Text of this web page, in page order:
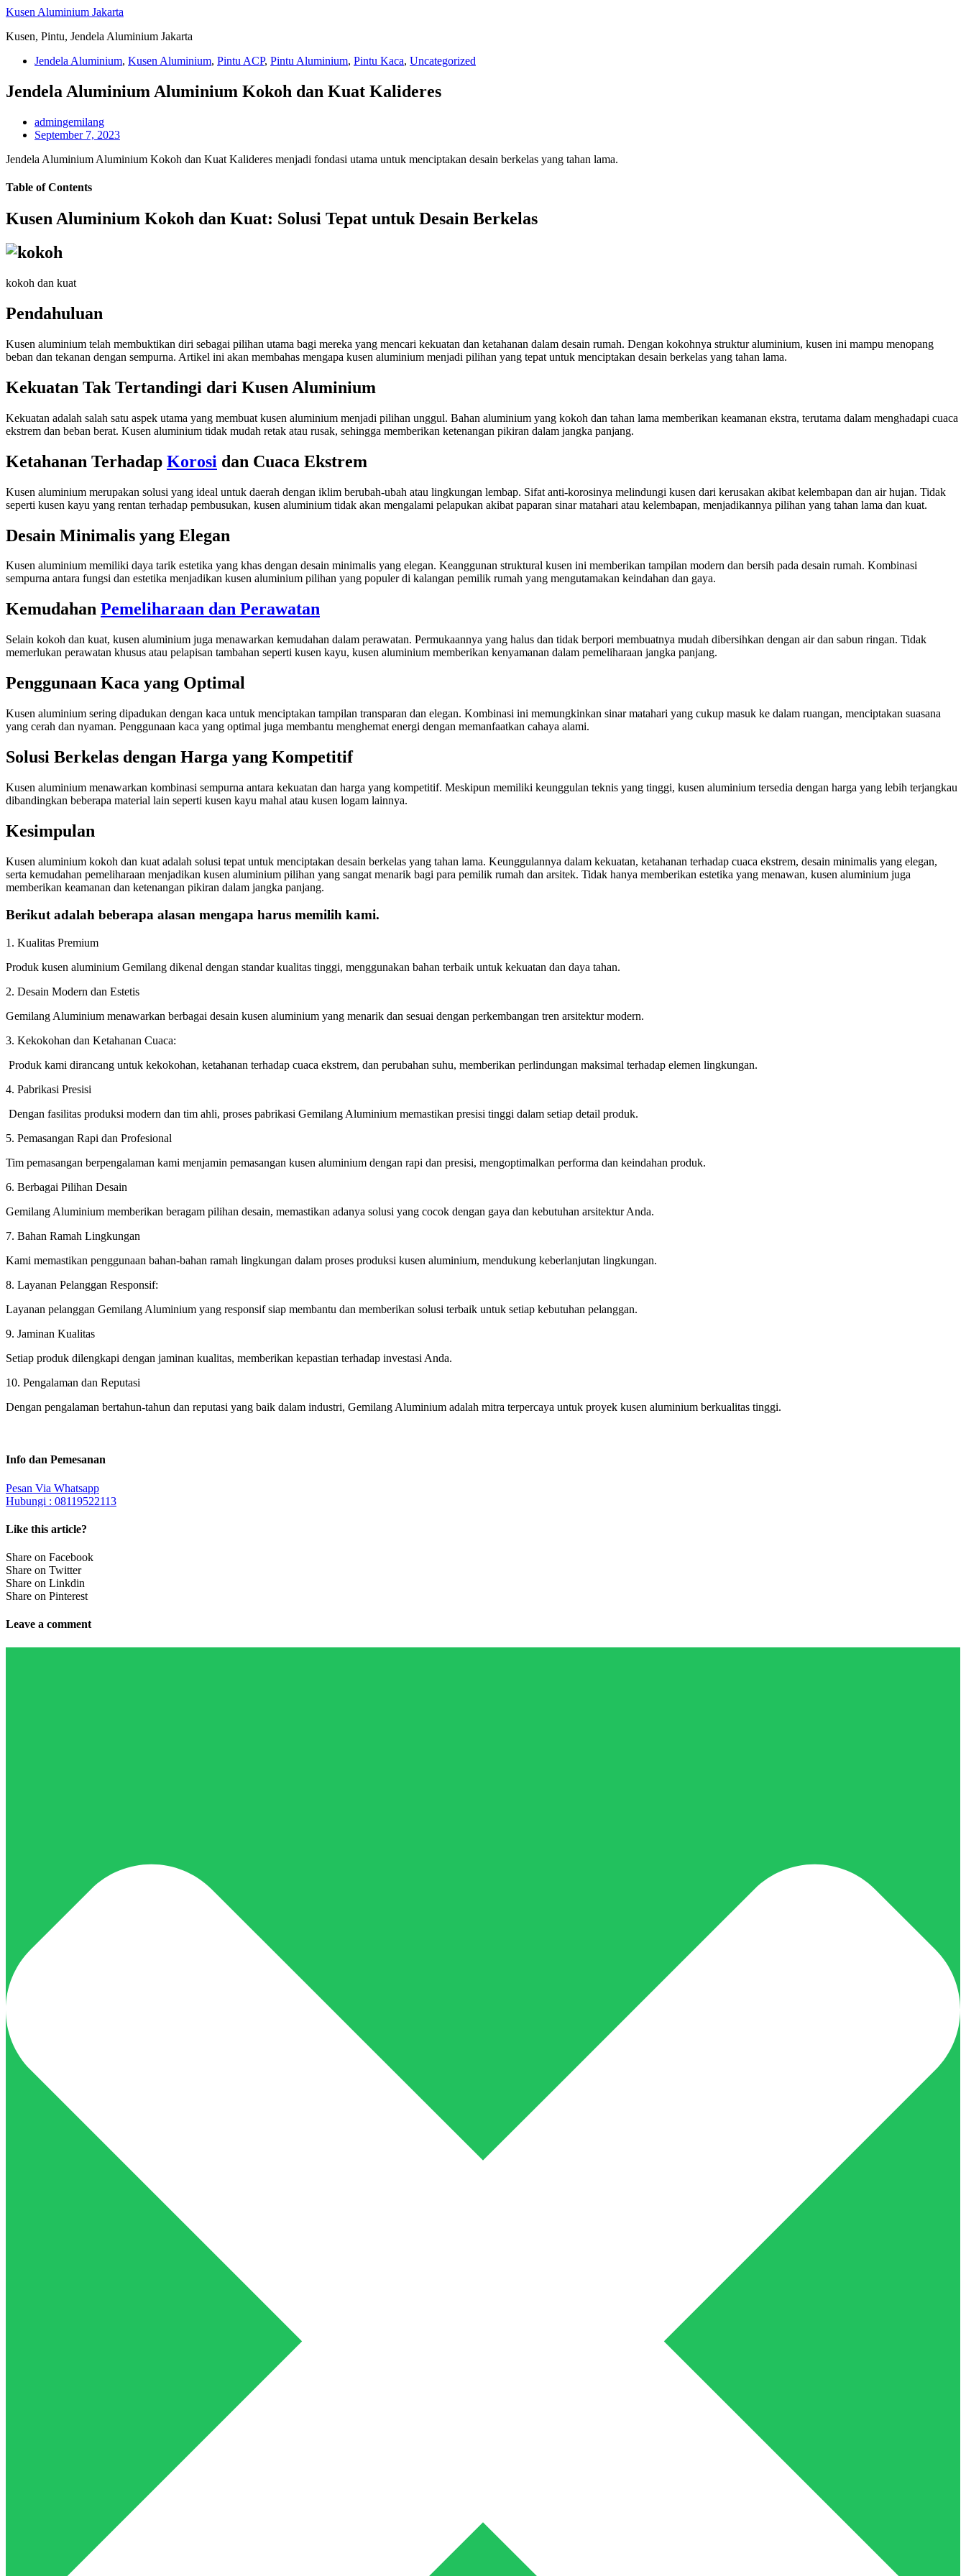
Skip
content
Kusen Aluminium Jakarta
Kusen, Pintu, Jendela Aluminium Jakarta
Jendela Aluminium, Kusen Aluminium, Pintu ACP, Pintu Aluminium, Pintu Kaca, Uncategorized
Jendela Aluminium Aluminium Kokoh dan Kuat Kalideres
admingemilang
September 7, 2023
Jendela Aluminium Aluminium Kokoh dan Kuat Kalideres menjadi fondasi utama untuk menciptakan desain berkelas yang tahan lama.
Table of Contents
Kusen Aluminium Kokoh dan Kuat: Solusi Tepat untuk Desain Berkelas
kokoh dan kuat
Pendahuluan
Kusen aluminium telah membuktikan diri sebagai pilihan utama bagi mereka yang mencari kekuatan dan ketahanan dalam desain rumah. Dengan kokohnya struktur aluminium, kusen ini mampu menopang
beban dan tekanan dengan sempurna. Artikel ini akan membahas mengapa kusen aluminium menjadi pilihan yang tepat untuk menciptakan desain berkelas yang tahan lama.
Kekuatan Tak Tertandingi dari Kusen Aluminium
Kekuatan adalah salah satu aspek utama yang membuat kusen aluminium menjadi pilihan unggul. Bahan aluminium yang kokoh dan tahan lama memberikan keamanan ekstra, terutama dalam menghadapi cuaca
ekstrem dan beban berat. Kusen aluminium tidak mudah retak atau rusak, sehingga memberikan ketenangan pikiran dalam jangka panjang.
Ketahanan Terhadap Korosi dan Cuaca Ekstrem
Kusen aluminium merupakan solusi yang ideal untuk daerah dengan iklim berubah-ubah atau lingkungan lembap. Sifat anti-korosinya melindungi kusen dari kerusakan akibat kelembapan dan air hujan. Tidak
seperti kusen kayu yang rentan terhadap pembusukan, kusen aluminium tidak akan mengalami pelapukan akibat paparan sinar matahari atau kelembapan, menjadikannya pilihan yang tahan lama dan kuat.
Desain Minimalis yang Elegan
Kusen aluminium memiliki daya tarik estetika yang khas dengan desain minimalis yang elegan. Keanggunan struktural kusen ini memberikan tampilan modern dan bersih pada desain rumah. Kombinasi
sempurna antara fungsi dan estetika menjadikan kusen aluminium pilihan yang populer di kalangan pemilik rumah yang mengutamakan keindahan dan gaya.
Kemudahan Pemeliharaan dan Perawatan
Selain kokoh dan kuat, kusen aluminium juga menawarkan kemudahan dalam perawatan. Permukaannya yang halus dan tidak berpori membuatnya mudah dibersihkan dengan air dan sabun ringan. Tidak
memerlukan perawatan khusus atau pelapisan tambahan seperti kusen kayu, kusen aluminium memberikan kenyamanan dalam pemeliharaan jangka panjang.
Penggunaan Kaca yang Optimal
Kusen aluminium sering dipadukan dengan kaca untuk menciptakan tampilan transparan dan elegan. Kombinasi ini memungkinkan sinar matahari yang cukup masuk ke dalam ruangan, menciptakan suasana
yang cerah dan nyaman. Penggunaan kaca yang optimal juga membantu menghemat energi dengan memanfaatkan cahaya alami.
Solusi Berkelas dengan Harga yang Kompetitif
Kusen aluminium menawarkan kombinasi sempurna antara kekuatan dan harga yang kompetitif. Meskipun memiliki keunggulan teknis yang tinggi, kusen aluminium tersedia dengan harga yang lebih terjangkau
dibandingkan beberapa material lain seperti kusen kayu mahal atau kusen logam lainnya.
Kesimpulan
Kusen aluminium kokoh dan kuat adalah solusi tepat untuk menciptakan desain berkelas yang tahan lama. Keunggulannya dalam kekuatan, ketahanan terhadap cuaca ekstrem, desain minimalis yang elegan,
serta kemudahan pemeliharaan menjadikan kusen aluminium pilihan yang sangat menarik bagi para pemilik rumah dan arsitek. Tidak hanya memberikan estetika yang menawan, kusen aluminium juga
memberikan keamanan dan ketenangan pikiran dalam jangka panjang.
Berikut adalah beberapa alasan mengapa harus memilih kami.
1. Kualitas Premium
Produk kusen aluminium Gemilang dikenal dengan standar kualitas tinggi, menggunakan bahan terbaik untuk kekuatan dan daya tahan.
2. Desain Modern dan Estetis
Gemilang Aluminium menawarkan berbagai desain kusen aluminium yang menarik dan sesuai dengan perkembangan tren arsitektur modern.
3. Kekokohan dan Ketahanan Cuaca:
Produk kami dirancang untuk kekokohan, ketahanan terhadap cuaca ekstrem, dan perubahan suhu, memberikan perlindungan maksimal terhadap elemen lingkungan.
4. Pabrikasi Presisi
Dengan fasilitas produksi modern dan tim ahli, proses pabrikasi Gemilang Aluminium memastikan presisi tinggi dalam setiap detail produk.
5. Pemasangan Rapi dan Profesional
Tim pemasangan berpengalaman kami menjamin pemasangan kusen aluminium dengan rapi dan presisi, mengoptimalkan performa dan keindahan produk.
6. Berbagai Pilihan Desain
Gemilang Aluminium memberikan beragam pilihan desain, memastikan adanya solusi yang cocok dengan gaya dan kebutuhan arsitektur Anda.
7. Bahan Ramah Lingkungan
Kami memastikan penggunaan bahan-bahan ramah lingkungan dalam proses produksi kusen aluminium, mendukung keberlanjutan lingkungan.
8. Layanan Pelanggan Responsif:
Layanan pelanggan Gemilang Aluminium yang responsif siap membantu dan memberikan solusi terbaik untuk setiap kebutuhan pelanggan.
9. Jaminan Kualitas
Setiap produk dilengkapi dengan jaminan kualitas, memberikan kepastian terhadap investasi Anda.
10. Pengalaman dan Reputasi
Dengan pengalaman bertahun-tahun dan reputasi yang baik dalam industri, Gemilang Aluminium adalah mitra terpercaya untuk proyek kusen aluminium berkualitas tinggi.
Info dan Pemesanan
Pesan Via Whatsapp
Hubungi : 08119522113
Like this article?
Share on Facebook
Share on Twitter
Share on Linkdin
Share on Pinterest
Leave a comment